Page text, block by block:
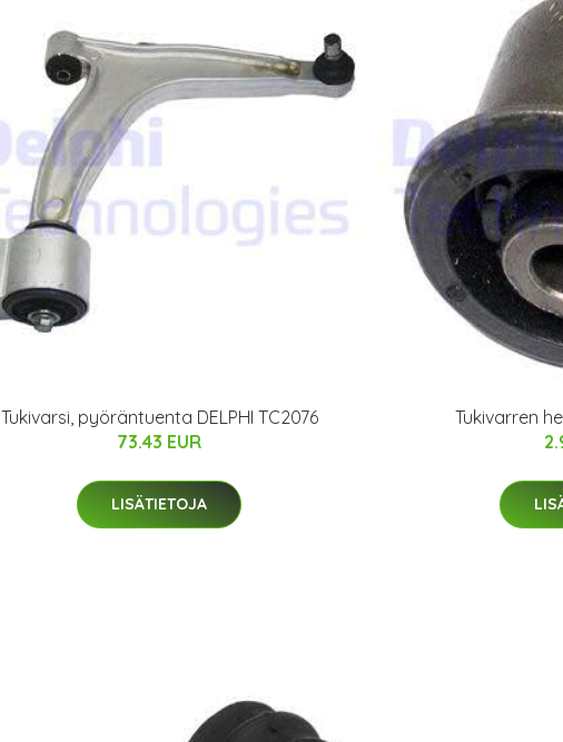
Tukivarsi, pyöräntuenta DELPHI TC2076
73.43 EUR
LISÄTIETOJA
Tukivarren